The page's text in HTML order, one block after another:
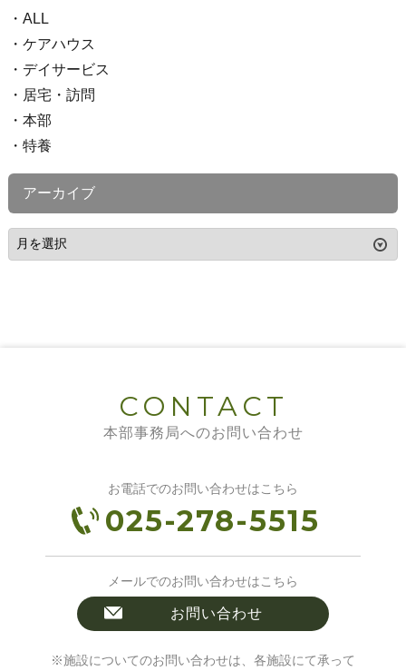
ALL
ケアハウス
デイサービス
居宅・訪問
本部
特養
アーカイブ
CONTACT
本部事務局へのお問い合わせ
お電話でのお問い合わせはこちら
025-278-5515
メールでのお問い合わせはこちら
お問い合わせ
※施設についてのお問い合わせは、各施設にて承って